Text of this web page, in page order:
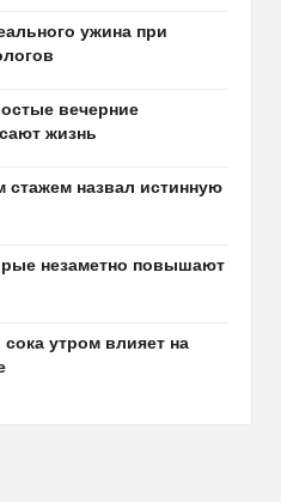
ужина при
вечерние
жизнь
стажем назвал истинную
незаметно повышают
сока утром влияет на